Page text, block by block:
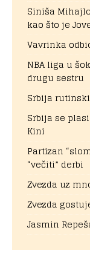
Siniša
kao što je
Vavrinka
NBA liga u
drugu sestru
Srbija
Srbija se
Kini
Partizan
“večiti” derbi
Zvezda uz
Zvezda
Jasmin